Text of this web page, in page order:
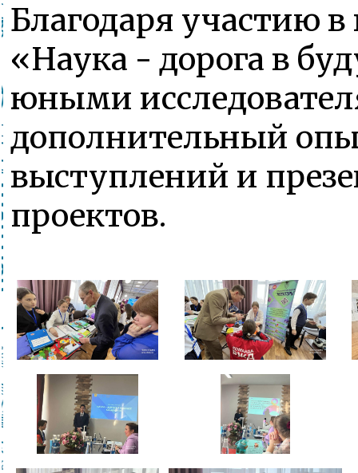
Благодаря участию
«Наука - дорога в
юными
дополнительный
выступлений и
проектов.